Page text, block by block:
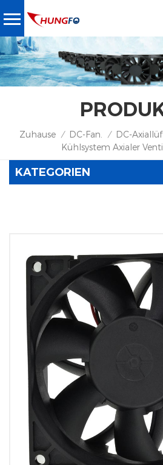
Zuhause / DC-Fan. / DC-
Kühlsystem Axialer
KATEGORIEN